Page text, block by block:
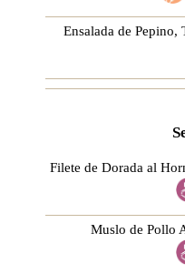
Ensalada de Pepino,
Filete de Dorada al
Muslo de Pollo